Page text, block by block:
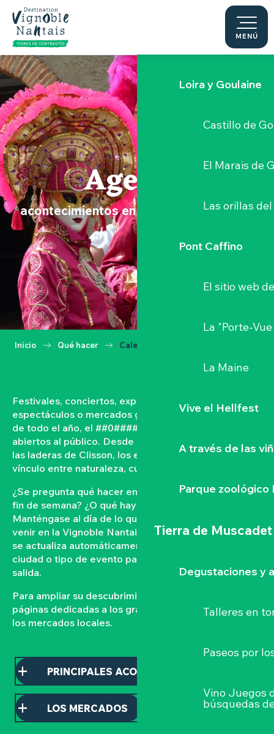
Aller
contenu
principal
MENÚ
Le Moulin du
Sèvre
Loira y Goulaine
Castillo de
El Marais de
Las orillas
Pont Caffino
El sitio web
La "Porte-Vue
La Maine
Vive el Hellfest
A través de las
Parque zoológico
Tierra de Muscadet
Degustaciones y
Talleres en
Paseos por
Vino Juegos
búsquedas
Agenda
acontecimientos en el Vignoble Nantais
Inicio Qué hacer Calendario
Festivales, conciertos, exposiciones, vendimias,
espectáculos o mercados gastronómicos… A lo largo
de todo el año, el ##0#### vive con acontecimientos
abiertos al público. Desde las orillas del Loira hasta
las laderas de Clisson, los eventos tejen un fuerte
vínculo entre naturaleza, cultura y convivencia.
¿Se pregunta qué hacer en el Vignoble Nantais este
fin de semana? ¿O qué hay en la agenda de Clisson?
Manténgase al día de lo que ocurre y lo que está por
venir en la Vignoble Nantais con nuestra agenda que
se actualiza automáticamente. Filtre por fecha,
ciudad o tipo de evento para organizar su próxima
salida.
Para ampliar su descubrimiento, consulte nuestras
páginas dedicadas a los grandes acontecimientos y a
los mercados locales.
PRINCIPALES ACONTECIMIENTOS
LOS MERCADOS